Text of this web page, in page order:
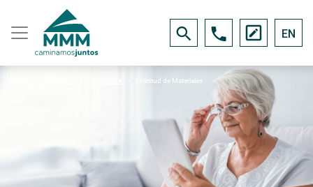
EN
Solicitud de Materiales